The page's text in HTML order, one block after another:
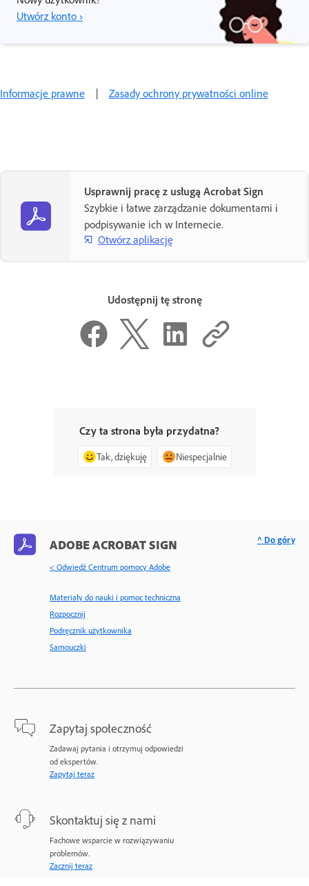
Utwórz konto ›
Informacje prawne | Zasady ochrony prywatności online
Usprawnij pracę z usługą Acrobat Sign
Szybkie i łatwe zarządzanie dokumentami i
podpisywanie ich w Internecie.
Otwórz aplikację
Udostępnij tę stronę
Czy ta strona była przydatna?
Tak, dziękuję Niespecjalnie
ADOBE ACROBAT SIGN
< Odwiedź Centrum pomocy Adobe
Materiały do nauki i pomoc techniczna
Rozpocznij
Podręcznik użytkownika
Samouczki
Zapytaj społeczność
Zadawaj pytania i otrzymuj odpowiedzi
od ekspertów.
Zapytaj teraz
Skontaktuj się z nami
Fachowe wsparcie w rozwiązywaniu
problemów.
Zacznij teraz
^ Do góry